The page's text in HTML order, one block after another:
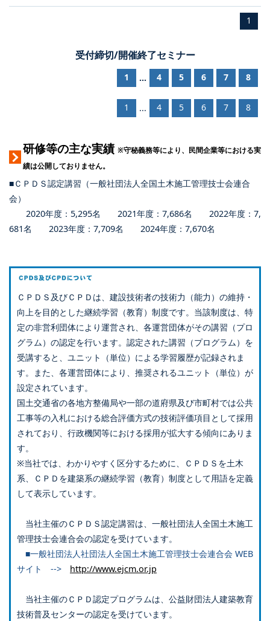
1
受付締切/開催終了セミナー
1 ... 4 5 6 7 8
1 ... 4 5 6 7 8
研修等の主な実績 ※守秘義務等により、民間企業等における実
績は公開しておりません。
■ＣＰＤＳ認定講習（一般社団法人全国土木施工管理技士会連合
会）
2020年度：5,295名 2021年度：7,686名 2022年度：7,
681名 2023年度：7,709名 2024年度：7,670名
ＣＰＤＳ及びＣＰＤは、建設技術者の技術力（能力）の維持・
向上を目的とした継続学習（教育）制度です。当該制度は、特
定の非営利団体により運営され、各運営団体がその講習（プロ
グラム）の認定を行います。認定された講習（プログラム）を
受講すると、ユニット（単位）による学習履歴が記録されま
す。また、各運営団体により、推奨されるユニット（単位）が
設定されています。
国土交通省の各地方整備局や一部の道府県及び市町村では公共
工事等の入札における総合評価方式の技術評価項目として採用
されており、行政機関等における採用が拡大する傾向にありま
す。
※当社では、わかりやすく区分するために、ＣＰＤＳを土木
系、ＣＰＤを建築系の継続学習（教育）制度として用語を定義
して表示しています。
当社主催のＣＰＤＳ認定講習は、一般社団法人全国土木施工
管理技士会連合会の認定を受けています。
■一般社団法人社団法人全国土木施工管理技士会連合会 WEB
サイト --> http://www.ejcm.or.jp
当社主催のＣＰＤ認定プログラムは、公益財団法人建築教育
技術普及センターの認定を受けています。